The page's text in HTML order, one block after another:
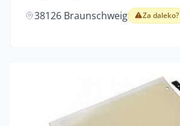
38126 Braunschweig Za daleko?